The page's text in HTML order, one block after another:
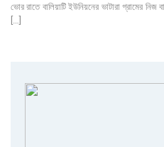
ভোর রাতে বালিয়াটি ইউনিয়নের ভাটারা গ্রামের নিজ
[…]